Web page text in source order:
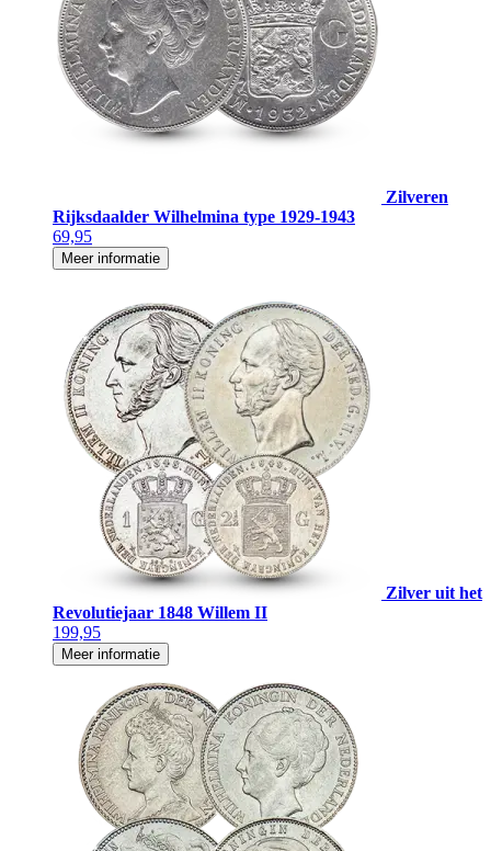
Zilveren
Rijksdaalder Wilhelmina type 1929-1943
69,95
Meer informatie
Zilver uit het
Revolutiejaar 1848 Willem II
199,95
Meer informatie